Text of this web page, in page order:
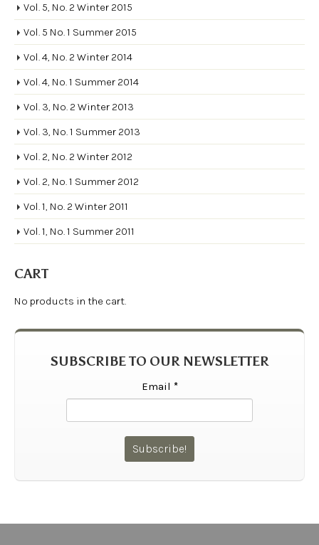
Vol. 5, No. 2 Winter 2015
Vol. 5 No. 1 Summer 2015
Vol. 4, No. 2 Winter 2014
Vol. 4, No. 1 Summer 2014
Vol. 3, No. 2 Winter 2013
Vol. 3, No. 1 Summer 2013
Vol. 2, No. 2 Winter 2012
Vol. 2, No. 1 Summer 2012
Vol. 1, No. 2 Winter 2011
Vol. 1, No. 1 Summer 2011
CART
No products in the cart.
SUBSCRIBE TO OUR NEWSLETTER
Email *